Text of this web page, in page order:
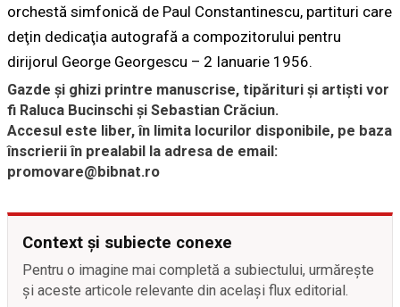
orchestă simfonică de Paul Constantinescu, partituri care
deţin dedicaţia autografă a compozitorului pentru
dirijorul George Georgescu – 2 Ianuarie 1956.
Gazde și ghizi printre manuscrise, tipărituri și artiști vor
fi Raluca Bucinschi și Sebastian Crăciun.
Accesul este liber, în limita locurilor disponibile, pe baza
înscrierii în prealabil la adresa de email:
promovare@bibnat.ro
Context și subiecte conexe
Pentru o imagine mai completă a subiectului, urmărește
și aceste articole relevante din același flux editorial.